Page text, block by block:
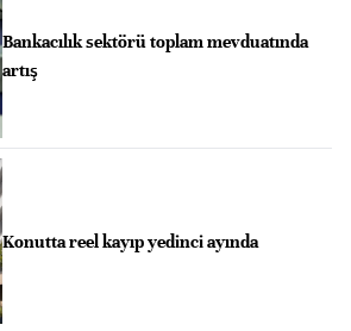
Bankacılık sektörü toplam mevduatında
artış
Konutta reel kayıp yedinci ayında